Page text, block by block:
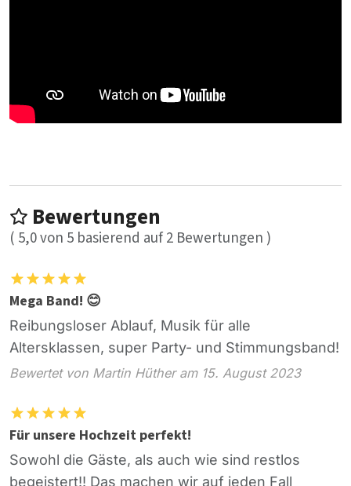
Bewertungen
( 5,0von 5 basierend auf2 Bewertungen )
Mega Band! 😊
Reibungsloser Ablauf, Musik für alle
Altersklassen, super Party- und Stimmungsband!
Bewertet von Martin Hüther am 15. August 2023
Für unsere Hochzeit perfekt!
Sowohl die Gäste, als auch wie sind restlos
begeistert!! Das machen wir auf jeden Fall